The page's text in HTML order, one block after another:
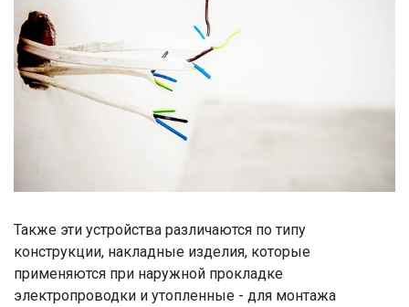
Также эти устройства различаются по типу
конструкции, накладные изделия, которые
применяются при наружной прокладке
электропроводки и утопленные - для монтажа